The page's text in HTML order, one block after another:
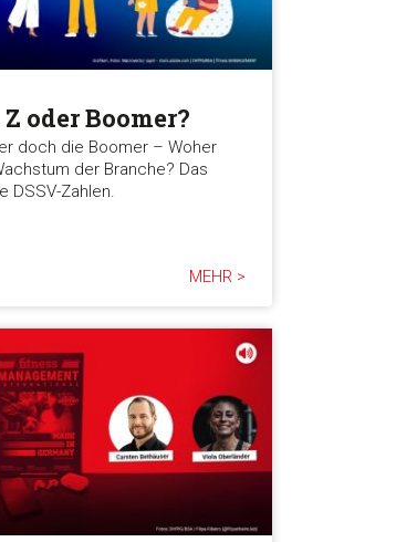
Z oder Boomer?
doch die Boomer – Woher
der Branche? Das
DSSV-Zahlen.
MEHR >